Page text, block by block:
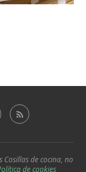
de cocina, no
de cookies